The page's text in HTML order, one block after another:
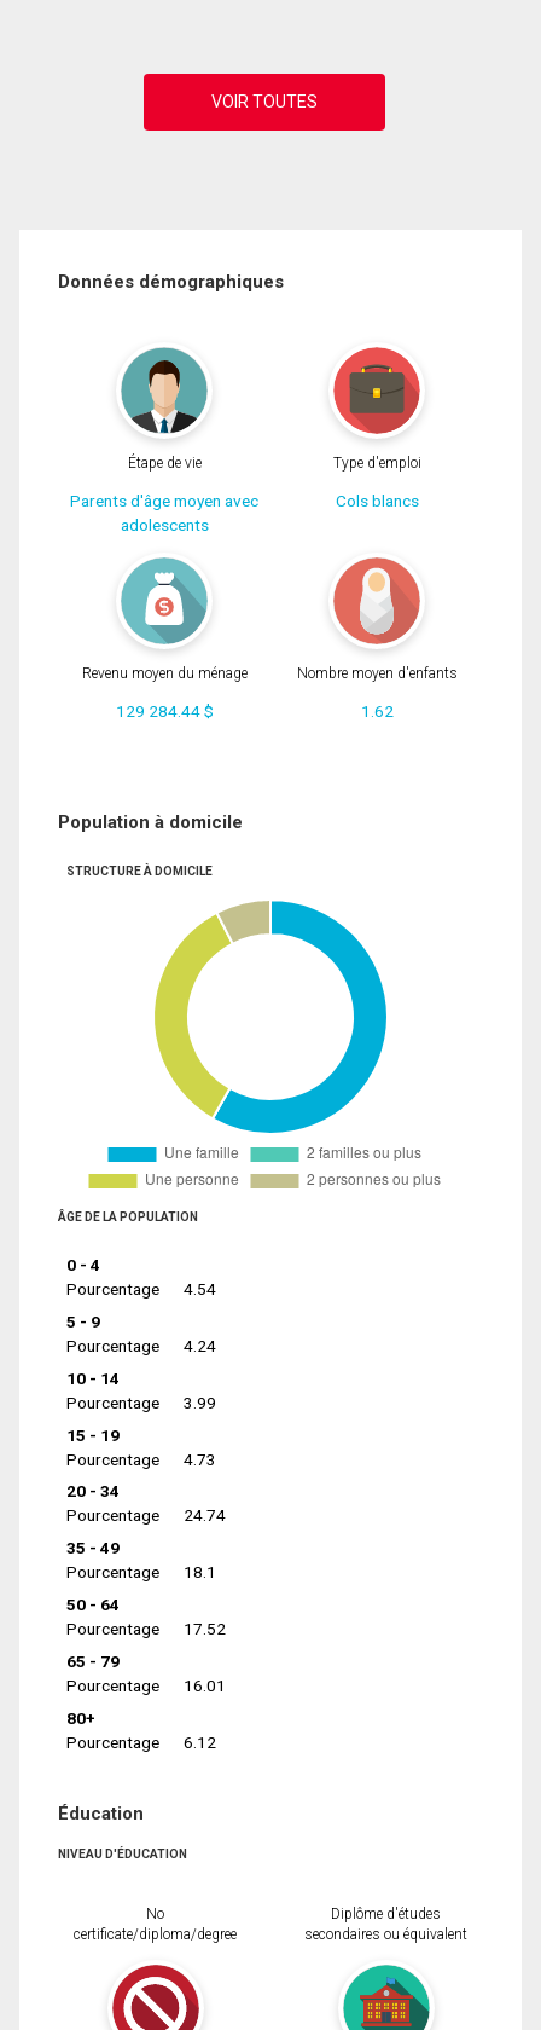
Données démographiques
Étape de vie
Parents d'âge moyen avec
adolescents
Type d'emploi
Cols blancs
Revenu moyen du ménage
129 284.44 $
Nombre moyen d'enfants
1.62
Population à domicile
STRUCTURE À DOMICILE
ÂGE DE LA POPULATION
0 - 4
Pourcentage
4.54
5 - 9
Pourcentage
4.24
10 - 14
Pourcentage
3.99
15 - 19
Pourcentage
4.73
20 - 34
Pourcentage
24.74
35 - 49
Pourcentage
18.1
50 - 64
Pourcentage
17.52
65 - 79
Pourcentage
16.01
80+
Pourcentage
6.12
Éducation
NIVEAU D'ÉDUCATION
No
certificate/diploma/degree
Diplôme d'études
secondaires ou équivalent